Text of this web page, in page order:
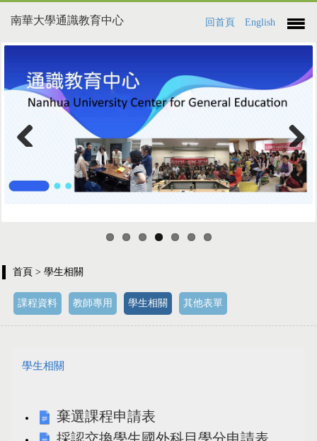
南華大學通識教育中心 回首頁 English
Next
首頁 > 學生相關
課程資料 教師專用 學生相關 其他表單
學生相關
棄選課程申請表